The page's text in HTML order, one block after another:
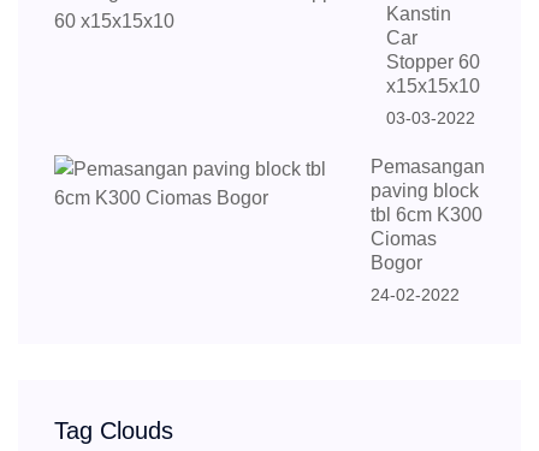
Kanstin
Car
Stopper 60
x15x15x10
03-03-2022
Pemasangan
paving block
tbl 6cm K300
Ciomas
Bogor
24-02-2022
Tag Clouds